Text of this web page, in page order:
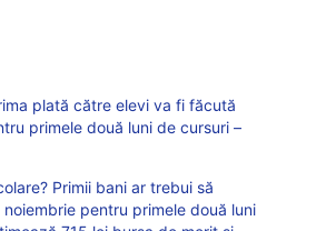
plată către elevi va fi făcută
primele două luni de cursuri –
Primii bani ar trebui să
pentru primele două luni